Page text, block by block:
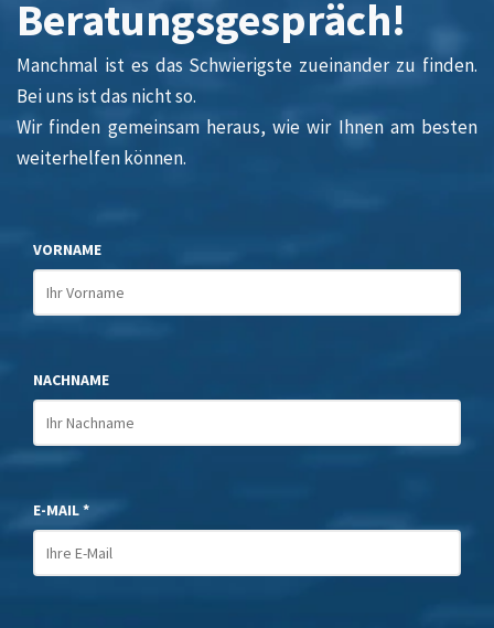
Beratungsgespräch!
Manchmal ist es das Schwierigste zueinander zu finden.
Bei uns ist das nicht so.
Wir finden gemeinsam heraus, wie wir Ihnen am besten
weiterhelfen können.
VORNAME
NACHNAME
E-MAIL *